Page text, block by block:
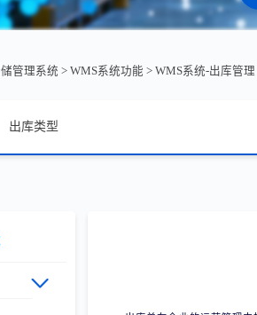
管理系统 > WMS系统功能 > WMS系统-出库管理
出库类型